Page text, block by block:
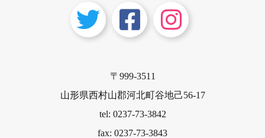
〒999-3511
山形県西村山郡河北町谷地己56-17
tel: 0237-73-3842
fax: 0237-73-3843